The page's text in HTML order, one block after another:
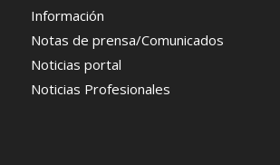
Información
Notas de prensa/Comunicados
Noticias portal
Noticias Profesionales